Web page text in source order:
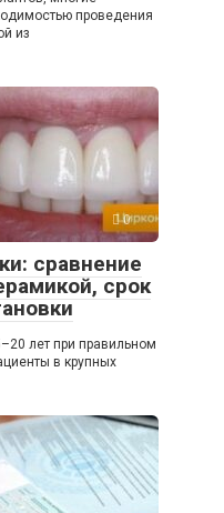
проведения
из
0
сравнение
срок
лет при правильном
в крупных